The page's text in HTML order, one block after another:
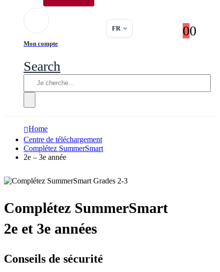
Mon compte
FR 00
Search
Home
Centre de téléchargement
Complétez SummerSmart
2e – 3e année
Complétez SummerSmart
2e et 3e années
Conseils de sécurité